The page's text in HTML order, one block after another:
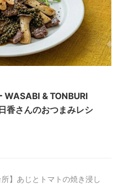
WASABI & TONBURI
香さんのおつまみレシ
所】あじとトマトの焼き浸し